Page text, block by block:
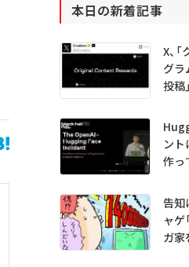
本日の新着記事
X、
グラ
投稿
ン
作
告知
ャゲ
ガ家